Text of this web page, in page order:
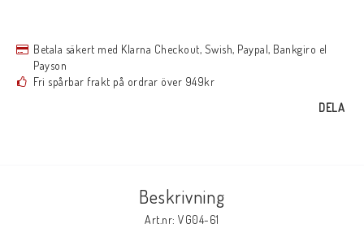
Betala säkert med Klarna Checkout, Swish, Paypal, Bankgiro el
Payson
Fri spårbar frakt på ordrar över 949kr
DELA
Beskrivning
Art.nr: VG04-61